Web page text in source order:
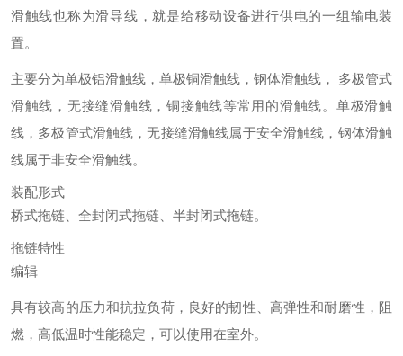
滑触线也称为滑导线，就是给移动设备进行供电的一组输电装
置。
主要分为单极铝滑触线，单极铜滑触线，钢体滑触线， 多极管式
滑触线，无接缝滑触线，铜接触线等常用的滑触线。单极滑触
线，多极管式滑触线，无接缝滑触线属于安全滑触线，钢体滑触
线属于非安全滑触线。
装配形式
桥式拖链、全封闭式拖链、半封闭式拖链。
拖链特性
编辑
具有较高的压力和抗拉负荷，良好的韧性、高弹性和耐磨性，阻
燃，高低温时性能稳定，可以使用在室外。